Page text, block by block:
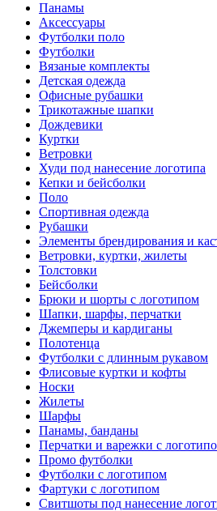
Панамы
Аксессуары
Футболки поло
Футболки
Вязаные комплекты
Детская одежда
Офисные рубашки
Трикотажные шапки
Дождевики
Куртки
Ветровки
Худи под нанесение логотипа
Кепки и бейсболки
Поло
Спортивная одежда
Рубашки
Элементы брендирования и
Ветровки, куртки, жилеты
Толстовки
Бейсболки
Брюки и шорты с логотипом
Шапки, шарфы, перчатки
Джемперы и кардиганы
Полотенца
Футболки с длинным рукавом
Флисовые куртки и кофты
Носки
Жилеты
Шарфы
Панамы, банданы
Перчатки и варежки с
Промо футболки
Футболки с логотипом
Фартуки с логотипом
Свитшоты под нанесение